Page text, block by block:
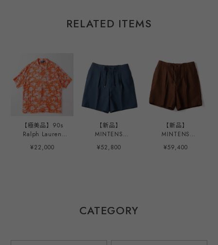
RELATED ITEMS
【極美品】90s
Ralph Lauren
special rayon
open collar shirt
XL オレンジ/黒 サ
¥22,000
【新品】
MINTENS
Vintage made in
ENGLAND Fabric
ストック生地を使
ブルー 日本製 ゴ
¥52,800
【新品】
MINTENS
SPENCE BRYSON
Irish Linen made
を使用したタック
¥59,400
CATEGORY